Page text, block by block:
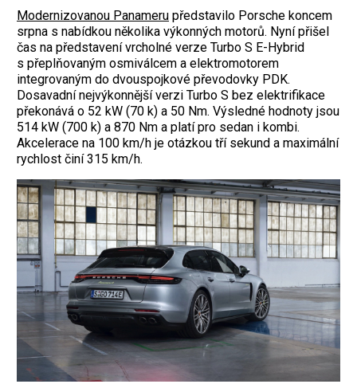
Modernizovanou Panameru představilo Porsche koncem
srpna s nabídkou několika výkonných motorů. Nyní přišel
čas na představení vrcholné verze Turbo S E-Hybrid
s přeplňovaným osmiválcem a elektromotorem
integrovaným do dvouspojkové převodovky PDK.
Dosavadní nejvýkonnější verzi Turbo S bez elektrifikace
překonává o 52 kW (70 k) a 50 Nm. Výsledné hodnoty jsou
514 kW (700 k) a 870 Nm a platí pro sedan i kombi.
Akcelerace na 100 km/h je otázkou tří sekund a maximální
rychlost činí 315 km/h.